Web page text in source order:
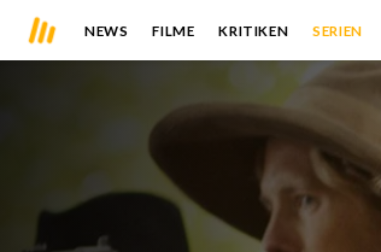
NEWS FILME KRITIKEN SERIEN